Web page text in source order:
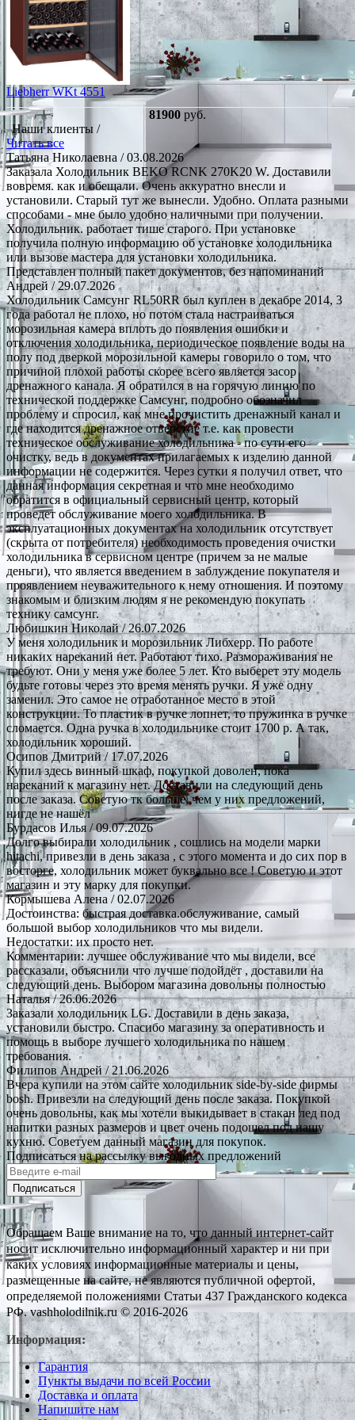
Liebherr WKt 4551
81900 руб.
Наши клиенты /
Читать все
Татьяна Николаевна / 03.08.2026
Заказала Холодильник BEKO RCNK 270K20 W. Доставили
вовремя. как и обещали. Очень аккуратно внесли и
установили. Старый тут же вынесли. Удобно. Оплата разными
способами - мне было удобно наличными при получении.
Холодильник. работает тише старого. При установке
получила полную информацию об установке холодильника
или вызове мастера для установки холодильника.
Представлен полный пакет документов, без напоминаний
Андрей/ 29.07.2026
Холодильник Самсунг RL50RR был куплен в декабре 2014, 3
года работал не плохо, но потом стала настраиваться
морозильная камера вплоть до появления ошибки и
отключения холодильника, периодическое появление воды на
полу под дверкой морозильной камеры говорило о том, что
причиной плохой работы скорее всего является засор
дренажного канала. Я обратился в на горячую линию по
технической поддержке Самсунг, подробно обозначил
проблему и спросил, как мне прочистить дренажный канал и
где находится дренажное отверстие т.е. как провести
техническое обслуживание холодильника - по сути его
очистку, ведь в документах прилагаемых к изделию данной
информации не содержится. Через сутки я получил ответ, что
данная информация секретная и что мне необходимо
обратится в официальный сервисный центр, который
проведет обслуживание моего холодильника. В
эксплуатационных документах на холодильник отсутствует
(скрыта от потребителя) необходимость проведения очистки
холодильника в сервисном центре (причем за не малые
деньги), что является введением в заблуждение покупателя и
проявлением неуважительного к нему отношения. И поэтому
знакомым и близким людям я не рекомендую покупать
технику самсунг.
Любишкин Николай/ 26.07.2026
У меня холодильник и морозильник Либхерр. По работе
никаких нареканий нет. Работают тихо. Размораживания не
требуют. Они у меня уже более 5 лет. Кто выберет эту модель
будьте готовы через это время менять ручки. Я уже одну
заменил. Это самое не отработанное место в этой
конструкции. То пластик в ручке лопнет, то пружинка в ручке
сломается. Одна ручка в холодильнике стоит 1700 р. А так,
холодильник хороший.
Осипов Дмитрий/ 17.07.2026
Купил здесь винный шкаф, покупкой доволен, пока
нареканий к магазину нет. Доставили на следующий день
после заказа. Советую тк больше, чем у них предложений,
нигде не нашёл
Бурдасов Илья / 09.07.2026
Долго выбирали холодильник , сошлись на модели марки
hitachi, привезли в день заказа , с этого момента и до сих пор в
восторге, холодильник может буквально все ! Советую и этот
магазин и эту марку для покупки.
Кормышева Алена / 02.07.2026
Достоинства: быстрая доставка.обслуживание, самый
большой выбор холодильников что мы видели.
Недостатки: их просто нет.
Комментарии: лучшее обслуживание что мы видели, все
рассказали, объяснили что лучше подойдёт , доставили на
следующий день. Выбором магазина довольны полностью
Наталья/ 26.06.2026
Заказали холодильник LG. Доставили в день заказа,
установили быстро. Спасибо магазину за оперативность и
помощь в выборе лучшего холодильника по нашем
требования.
Филипов Андрей/ 21.06.2026
Вчера купили на этом сайте холодильник side-by-side фирмы
bosh. Привезли на следующий день после заказа. Покупкой
очень довольны, как мы хотели выкидывает в стакан лед под
напитки разных размеров и цвет очень подошел под нашу
кухню. Советуем данный магазин для покупок.
Подписаться на рассылку выгодных предложений
Подписаться
Обращаем Ваше внимание на то, что данный интернет-сайт
носит исключительно информационный характер и ни при
каких условиях информационные материалы и цены,
размещенные на сайте, не являются публичной офертой,
определяемой положениями Статьи 437 Гражданского кодекса
РФ. vashholodilnik.ru © 2016-2026
Информация:
Гарантия
Пункты выдачи по всей России
Доставка и оплата
Напишите нам